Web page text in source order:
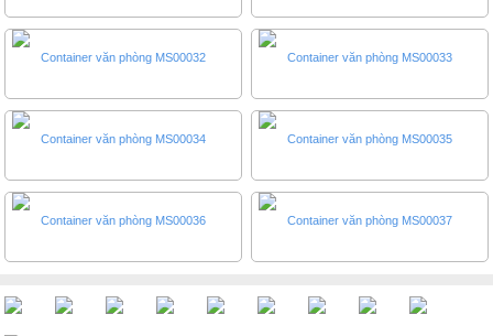
Container văn phòng MS00032 Container văn phòng MS00033
Container văn phòng MS00034 Container văn phòng MS00035
Container văn phòng MS00036 Container văn phòng MS00037